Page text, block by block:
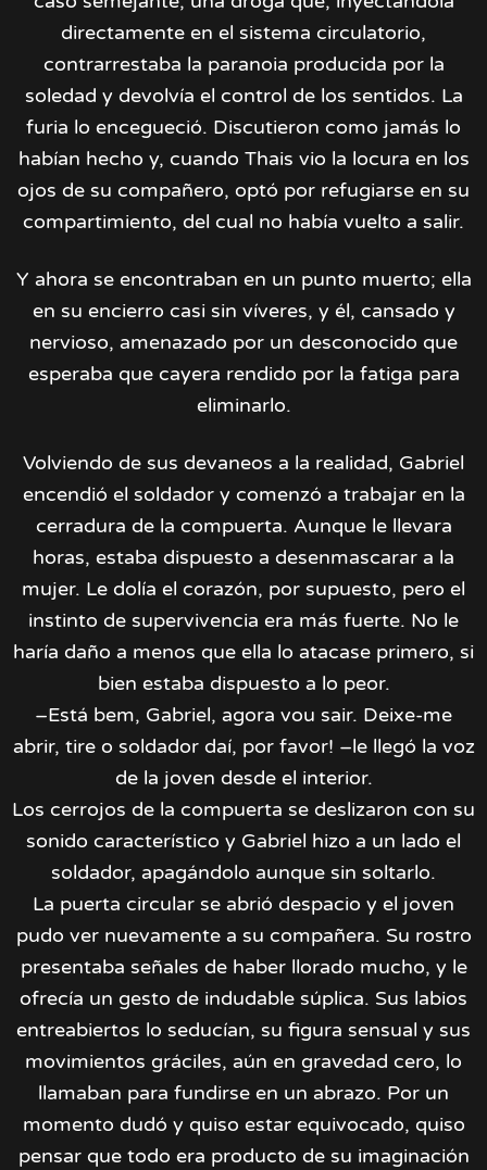
directamente en el sistema circulatorio,
contrarrestaba la paranoia producida por la
soledad y devolvía el control de los sentidos. La
furia lo encegueció. Discutieron como jamás lo
habían hecho y, cuando Thais vio la locura en los
ojos de su compañero, optó por refugiarse en su
compartimiento, del cual no había vuelto a salir.
Y ahora se encontraban en un punto muerto; ella
en su encierro casi sin víveres, y él, cansado y
nervioso, amenazado por un desconocido que
esperaba que cayera rendido por la fatiga para
eliminarlo.
Volviendo de sus devaneos a la realidad, Gabriel
encendió el soldador y comenzó a trabajar en la
cerradura de la compuerta. Aunque le llevara
horas, estaba dispuesto a desenmascarar a la
mujer. Le dolía el corazón, por supuesto, pero el
instinto de supervivencia era más fuerte. No le
haría daño a menos que ella lo atacase primero, si
bien estaba dispuesto a lo peor.
–Está bem, Gabriel, agora vou sair. Deixe-me
abrir, tire o soldador daí, por favor! –le llegó la voz
de la joven desde el interior.
Los cerrojos de la compuerta se deslizaron con su
sonido característico y Gabriel hizo a un lado el
soldador, apagándolo aunque sin soltarlo.
La puerta circular se abrió despacio y el joven
pudo ver nuevamente a su compañera. Su rostro
presentaba señales de haber llorado mucho, y le
ofrecía un gesto de indudable súplica. Sus labios
entreabiertos lo seducían, su figura sensual y sus
movimientos gráciles, aún en gravedad cero, lo
llamaban para fundirse en un abrazo. Por un
momento dudó y quiso estar equivocado, quiso
pensar que todo era producto de su imaginación